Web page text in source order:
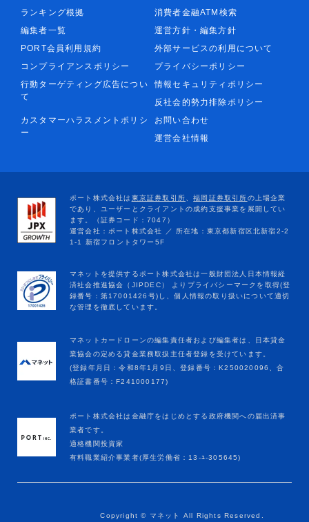
ランキング根拠
消費者金融ATM検索
編集者一覧
運営方針・編集方針
PORT会員利用規約
外部サービスの利用について
コンプライアンスポリシー
プライバシーポリシー
行動ターゲティング広告につい
て
情報セキュリティポリシー
反社会的勢力排除ポリシー
カスタマーハラスメントポリシ
ー
お問い合わせ
運営会社情報
マネットカードローンの編集責任者および編集者は、日本貸金
業協会の定める貸金業務取扱主任者登録を受けています。
(登録年月日：令和8年1月9日、登録番号：K250020096、合
格証書番号：F241000177)
ポート株式会社は金融庁をはじめとする政府機関への届出済事
業者です。
適格機関投資家
有料職業紹介事業者(厚生労働省：13-ﾕ-305645)